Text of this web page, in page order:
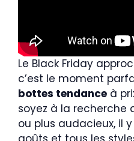
Le Black Friday
c’est le moment
bottes tendance à
soyez à la recherche
ou plus audacieux, il